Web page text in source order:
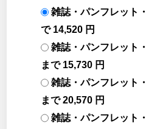
雑誌・パンフレット
で 14,520 円
雑誌・パンフレット
まで 15,730 円
雑誌・パンフレット
まで 20,570 円
雑誌・パンフレット